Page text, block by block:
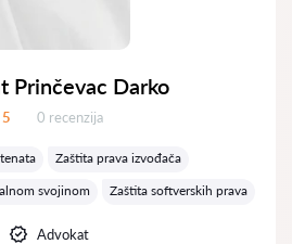
Prinčevac Darko
5 Recenzija:
0 recenzija
Zaštita prava izvođača
svojinom
Zaštita softverskih prava
Advokat